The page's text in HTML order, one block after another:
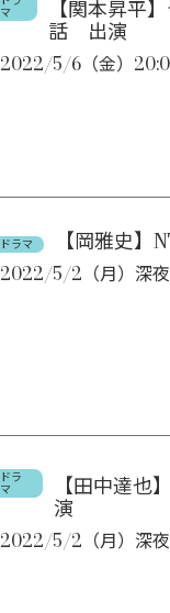
マ 【関本昇平
話 出演
2022/5/6（金）
ドラマ 【岡雅史
2022/5/2（月）深
ドラ
マ 【田中達
演
2022/5/2（月）深